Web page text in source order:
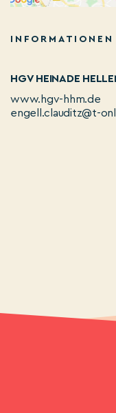
HGV HEINADE
www.hgv-hhm.de
engell.clauditz@t-